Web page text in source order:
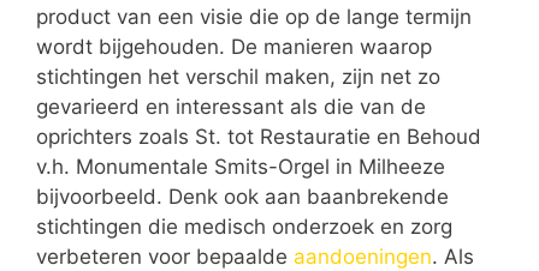
product van een visie die op de lange termijn
wordt bijgehouden. De manieren waarop
stichtingen het verschil maken, zijn net zo
gevarieerd en interessant als die van de
oprichters zoals St. tot Restauratie en Behoud
v.h. Monumentale Smits-Orgel in Milheeze
bijvoorbeeld. Denk ook aan baanbrekende
stichtingen die medisch onderzoek en zorg
verbeteren voor bepaalde aandoeningen. Als